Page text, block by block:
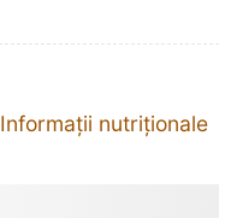
Informații nutriționale